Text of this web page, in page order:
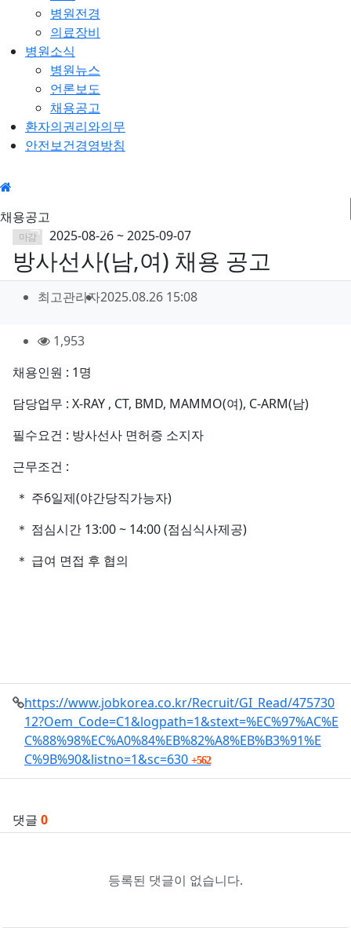
병원전경
의료장비
병원소식
병원뉴스
언론보도
채용공고
환자의권리와의무
안전보건경영방침
식 고
채용공고
마감 2025-08-26 ~ 2025-09-07
방사선사(남,여) 채용 공고
작
자
정
보
최고관리자작
작
2025.08.26 15:08
컨
텐
츠
정
보
1,953조
본
문
채용인원 : 1명
담당업무 : X-RAY , CT, BMD, MAMMO(여), C-ARM(남)
필수요건 : 방사선사 면허증 소지자
근무조건 :
＊ 주6일제(야간당직가능자)
＊ 점심시간 13:00 ~ 14:00 (점심식사제공)
＊ 급여 면접 후 협의
관 https://www.jobkorea.co.kr/Recruit/GI_Read/475730
12?Oem_Code=C1&logpath=1&stext=%EC%97%AC%E
C%88%98%EC%A0%84%EB%82%A8%EB%B3%91%E
C%9B%90&listno=1&sc=630
562회
연
댓글 0
등록된 댓글이 없습니다.